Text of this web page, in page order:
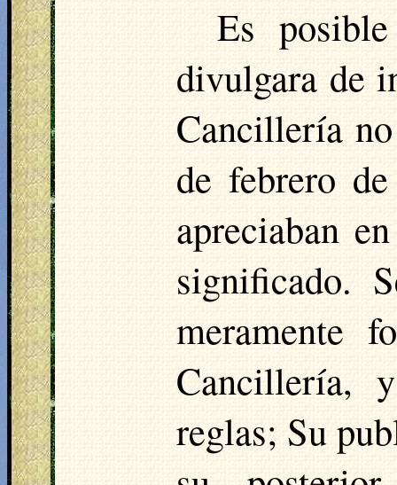
Es
divulgara de
Cancillería
de febrero
apreciaban
significado.
meramente
Cancillería,
reglas; Su